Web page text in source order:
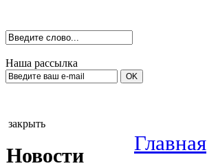
Наша рассылка
закрыть
Новости
Главная